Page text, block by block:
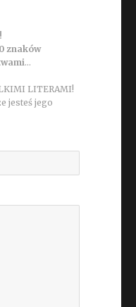
znaków
...
LITERAMI!
jesteś jego